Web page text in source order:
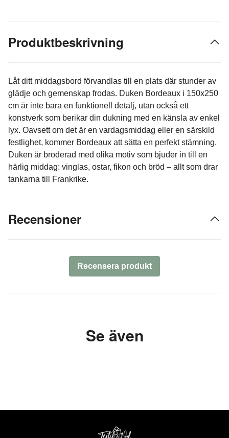
Produktbeskrivning
Låt ditt middagsbord förvandlas till en plats där stunder av
glädje och gemenskap frodas. Duken Bordeaux i 150x250
cm är inte bara en funktionell detalj, utan också ett
konstverk som berikar din dukning med en känsla av enkel
lyx. Oavsett om det är en vardagsmiddag eller en särskild
festlighet, kommer Bordeaux att sätta en perfekt stämning.
Duken är broderad med olika motiv som bjuder in till en
härlig middag: vinglas, ostar, fikon och bröd – allt som drar
tankarna till Frankrike.
Recensioner
Recensera produkt
Se även